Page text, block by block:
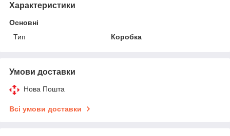
Характеристики
Основні
Тип
Коробка
Умови доставки
Нова Пошта
Всі умови доставки